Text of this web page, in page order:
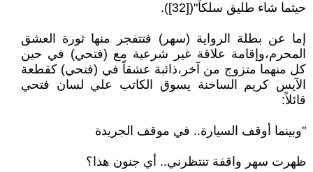
حيثما شاء طليق سلكاً"([32]).
إما عن بطلة الرواية (سهر) فتتفجر منها ثورة العشق
المحرم،وإقامة علاقة غير شرعية مع (فتحي) في حين
كل منهما متزوج من آخر،ذائبة عشقاً في (فتحي) كقطعة
الآيس كريم الساخنة يسوق الكاتب علي لسان فتحي
قائلاً:
"وبينما أوقف السيارة.. في موقف الجريدة
ظهرت سهر واقفة تنتظرني.. أي جنون هذا؟